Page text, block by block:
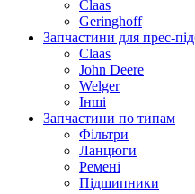
Claas
Geringhoff
Запчастини для прес-
Claas
John Deere
Welger
Інші
Запчастини по типам
Фільтри
Ланцюги
Ремені
Підшипники